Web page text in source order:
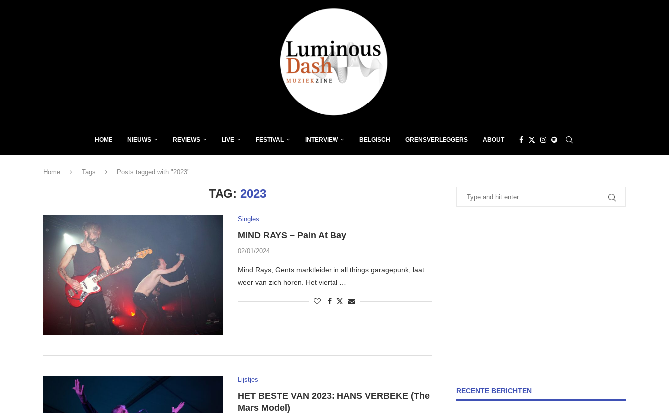
HOME NIEUWS REVIEWS LIVE FESTIVAL INTERVIEW BELGISCH GRENSVERLEGGERS ABOUT
Home Tags Posts tagged with "2023"
TAG: 2023
Singles
MIND RAYS – Pain At Bay
02/01/2024
Mind Rays, Gents marktleider in all things garagepunk, laat
weer van zich horen. Het viertal …
Lijstjes
HET BESTE VAN 2023: HANS VERBEKE (The
Mars Model)
RECENTE BERICHTEN